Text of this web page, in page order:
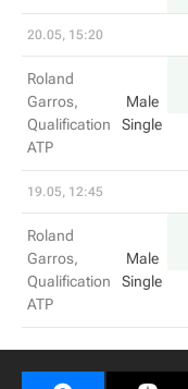
20.05, 15:20
Roland
Garros,
Qualification
ATP
Male
Single
19.05, 12:45
Roland
Garros,
Qualification
ATP
Male
Single